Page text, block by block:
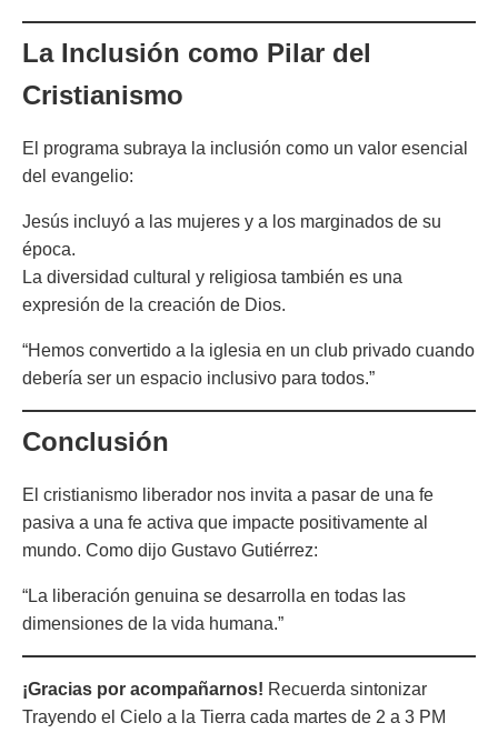
La Inclusión como Pilar del
Cristianismo
El programa subraya la inclusión como un valor esencial
del evangelio:
Jesús incluyó a las mujeres y a los marginados de su
época.
La diversidad cultural y religiosa también es una
expresión de la creación de Dios.
“Hemos convertido a la iglesia en un club privado cuando
debería ser un espacio inclusivo para todos.”
Conclusión
El cristianismo liberador nos invita a pasar de una fe
pasiva a una fe activa que impacte positivamente al
mundo. Como dijo Gustavo Gutiérrez:
“La liberación genuina se desarrolla en todas las
dimensiones de la vida humana.”
¡Gracias por acompañarnos! Recuerda sintonizar
Trayendo el Cielo a la Tierra cada martes de 2 a 3 PM